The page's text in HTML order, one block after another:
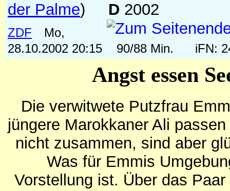
der Palme) D 2002
ZDF
Mo,
28.10.2002 20:15
90/88 Min. iFN:
Angst essen
Die verwitwete Putzfrau
jüngere Marokkaner Ali
nicht zusammen, sind aber
Was für Emmis
Vorstellung ist. Über das